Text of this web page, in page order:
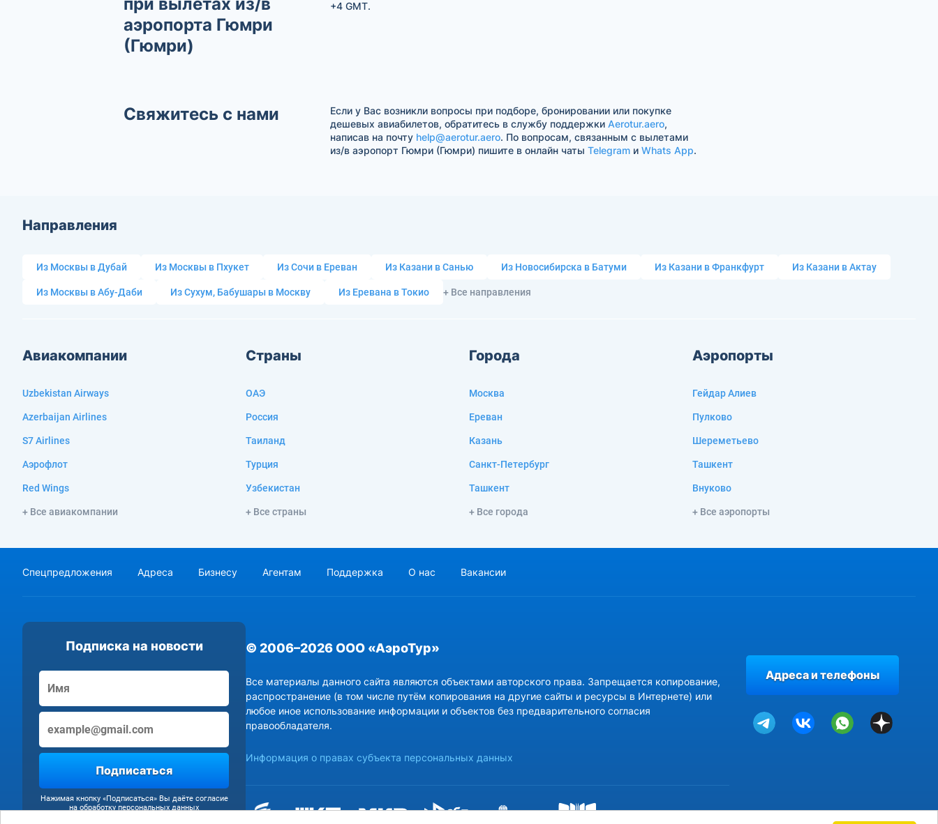
аэропорта Гюмри
(Гюмри)
+4 GMT.
Свяжитесь с нами
Если у Вас возникли вопросы при подборе, бронировании или покупке
дешевых авиабилетов, обратитесь в службу поддержки Aerotur.aero,
написав на почту help@aerotur.aero. По вопросам, связанным с вылетами
из/в аэропорт Гюмри (Гюмри) пишите в онлайн чаты Telegramи Whats App.
Направления
Из Москвы в Дубай Из Москвы в Пхукет Из Сочи в Ереван Из Казани в Санью Из Новосибирска в Батуми Из Казани в Франкфурт Из Казани в Актау
Из Москвы в Абу-Даби Из Сухум, Бабушары в Москву Из Еревана в Токио + Все направления
Авиакомпании
Uzbekistan Airways
Azerbaijan Airlines
S7 Airlines
Аэрофлот
Red Wings
+ Все авиакомпании
Страны
ОАЭ
Россия
Таиланд
Турция
Узбекистан
+ Все страны
Города
Москва
Ереван
Казань
Санкт-Петербург
Ташкент
+ Все города
Аэропорты
Гейдар Алиев
Пулково
Шереметьево
Ташкент
Внуково
+ Все аэропорты
Спецпредложения Адреса Бизнесу Агентам Поддержка О нас Вакансии
Подписка на новости
Подписаться
Нажимая кнопку «Подписаться» Вы даёте согласие
на обработку персональных данных
© 2006–2026 ООО «АэроТур»
Все материалы данного сайта являются объектами авторского права. Запрещается копирование,
распространение (в том числе путём копирования на другие сайты и ресурсы в Интернете) или
любое иное использование информации и объектов без предварительного согласия
правообладателя.
Информация о правах субъекта персональных данных
Адреса и телефоны